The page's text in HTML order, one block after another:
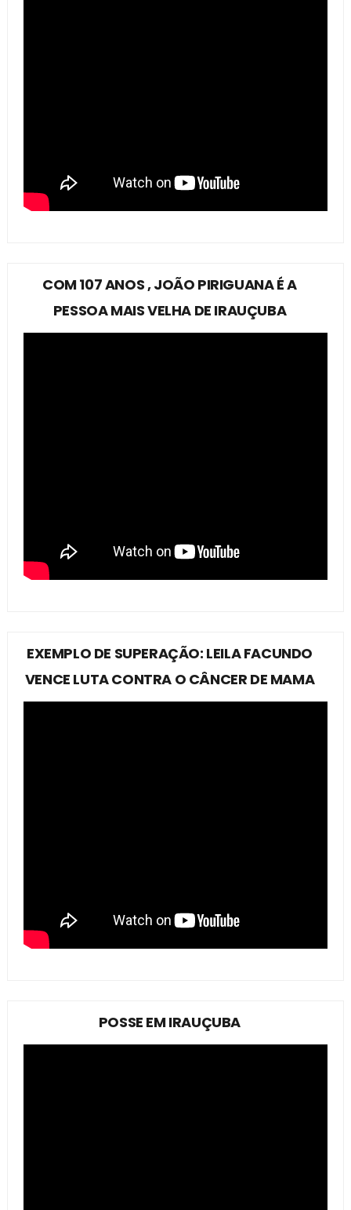
COM 107 ANOS , JOÃO PIRIGUANA É A
PESSOA MAIS VELHA DE IRAUÇUBA
EXEMPLO DE SUPERAÇÃO: LEILA FACUNDO
VENCE LUTA CONTRA O CÂNCER DE MAMA
POSSE EM IRAUÇUBA